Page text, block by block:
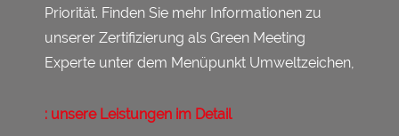
Priorität. Finden Sie mehr Informationen zu
unserer Zertifizierung als Green Meeting
Experte unter dem Menüpunkt Umweltzeichen,
: unsere Leistungen im Detail